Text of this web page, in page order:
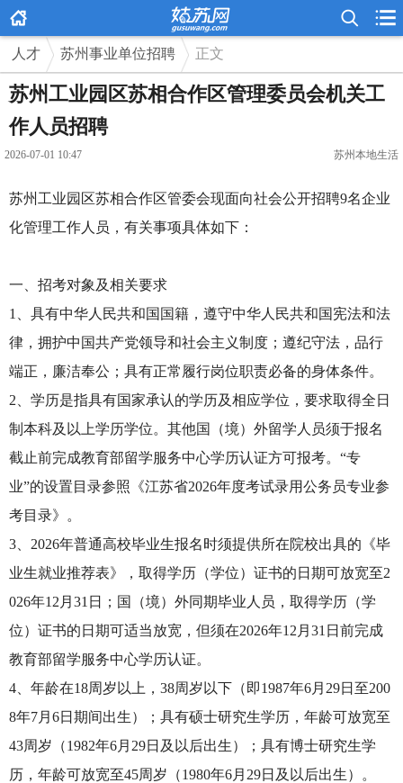
  
人才 苏州事业单位招聘 正文
苏州工业园区苏相合作区管理委员会机关工
作人员招聘
2026-07-01 10:47 苏州本地生活
苏州工业园区苏相合作区管委会现面向社会公开招聘9名企业
化管理工作人员，有关事项具体如下：
一、招考对象及相关要求
1、具有中华人民共和国国籍，遵守中华人民共和国宪法和法
律，拥护中国共产党领导和社会主义制度；遵纪守法，品行
端正，廉洁奉公；具有正常履行岗位职责必备的身体条件。
2、学历是指具有国家承认的学历及相应学位，要求取得全日
制本科及以上学历学位。其他国（境）外留学人员须于报名
截止前完成教育部留学服务中心学历认证方可报考。“专
业”的设置目录参照《江苏省2026年度考试录用公务员专业参
考目录》。
3、2026年普通高校毕业生报名时须提供所在院校出具的《毕
业生就业推荐表》，取得学历（学位）证书的日期可放宽至2
026年12月31日；国（境）外同期毕业人员，取得学历（学
位）证书的日期可适当放宽，但须在2026年12月31日前完成
教育部留学服务中心学历认证。
4、年龄在18周岁以上，38周岁以下（即1987年6月29日至200
8年7月6日期间出生）；具有硕士研究生学历，年龄可放宽至
43周岁（1982年6月29日及以后出生）；具有博士研究生学
历，年龄可放宽至45周岁（1980年6月29日及以后出生）。